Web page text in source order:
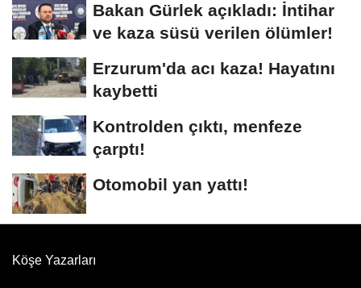
Bakan Gürlek açıkladı: İntihar
ve kaza süsü verilen ölümler!
Erzurum'da acı kaza! Hayatını
kaybetti
Kontrolden çıktı, menfeze
çarptı!
Otomobil yan yattı!
Köşe Yazarları